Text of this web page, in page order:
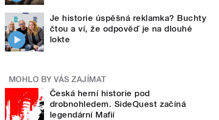
Je historie úspěšná reklamka? Buchty
čtou a ví, že odpověď je na dlouhé
lokte
MOHLO BY VÁS ZAJÍMAT
Česká herní historie pod
drobnohledem. SideQuest začíná
legendární Mafií